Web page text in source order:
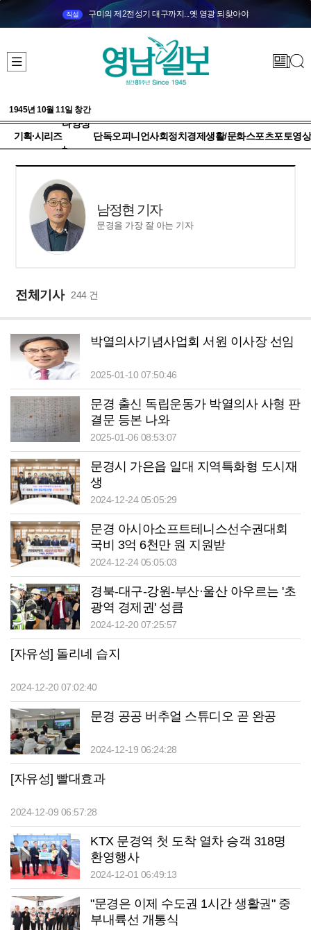
직설 구미의 제2전성기 대구까지...옛 영광 되찾아야
1945년 10월 11일 창간
기획·시리즈
다양성
+
단독오피니언사회정치 경제생활/문화스포츠포토영상
남정현 기자
문경을 가장 잘 아는 기자
전체기사 244 건
박열의사기념사업회 서원 이사장 선임
2025-01-10 07:50:46
문경 출신 독립운동가 박열의사 사형 판
결문 등본 나와
2025-01-06 08:53:07
문경시 가은읍 일대 지역특화형 도시재
생
2024-12-24 05:05:29
문경 아시아소프트테니스선수권대회
국비 3억 6천만 원 지원받
2024-12-24 05:05:03
경북-대구-강원-부산·울산 아우르는 '초
광역 경제권' 성큼
2024-12-20 07:25:57
[자유성] 돌리네 습지
2024-12-20 07:02:40
문경 공공 버추얼 스튜디오 곧 완공
2024-12-19 06:24:28
[자유성] 빨대효과
2024-12-09 06:57:28
KTX 문경역 첫 도착 열차 승객 318명
환영행사
2024-12-01 06:49:13
"문경은 이제 수도권 1시간 생활권" 중
부내륙선 개통식